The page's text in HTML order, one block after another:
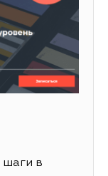
шаги в